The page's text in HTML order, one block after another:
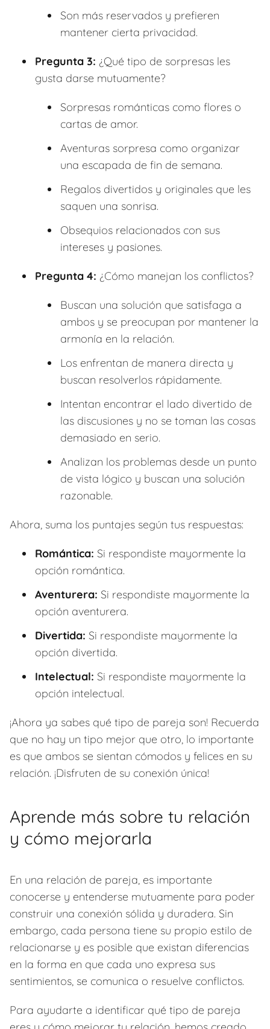
Son más reservados y prefieren
mantener cierta privacidad.
Pregunta 3: ¿Qué tipo de sorpresas les
gusta darse mutuamente?
Sorpresas románticas como flores o
cartas de amor.
Aventuras sorpresa como organizar
una escapada de fin de semana.
Regalos divertidos y originales que les
saquen una sonrisa.
Obsequios relacionados con sus
intereses y pasiones.
Pregunta 4: ¿Cómo manejan los conflictos?
Buscan una solución que satisfaga a
ambos y se preocupan por mantener la
armonía en la relación.
Los enfrentan de manera directa y
buscan resolverlos rápidamente.
Intentan encontrar el lado divertido de
las discusiones y no se toman las cosas
demasiado en serio.
Analizan los problemas desde un punto
de vista lógico y buscan una solución
razonable.
Ahora, suma los puntajes según tus respuestas:
Romántica: Si respondiste mayormente la
opción romántica.
Aventurera: Si respondiste mayormente la
opción aventurera.
Divertida: Si respondiste mayormente la
opción divertida.
Intelectual: Si respondiste mayormente la
opción intelectual.
¡Ahora ya sabes qué tipo de pareja son! Recuerda
que no hay un tipo mejor que otro, lo importante
es que ambos se sientan cómodos y felices en su
relación. ¡Disfruten de su conexión única!
Aprende más sobre tu relación
y cómo mejorarla
En una relación de pareja, es importante
conocerse y entenderse mutuamente para poder
construir una conexión sólida y duradera. Sin
embargo, cada persona tiene su propio estilo de
relacionarse y es posible que existan diferencias
en la forma en que cada uno expresa sus
sentimientos, se comunica o resuelve conflictos.
Para ayudarte a identificar qué tipo de pareja